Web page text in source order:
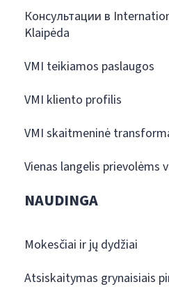
Консультации в
Klaipėda
VMI teikiamos paslaugos
VMI kliento profilis
VMI skaitmeninė
Vienas langelis prievolėms
NAUDINGA
Mokesčiai ir jų dydžiai
Atsiskaitymas grynaisiais